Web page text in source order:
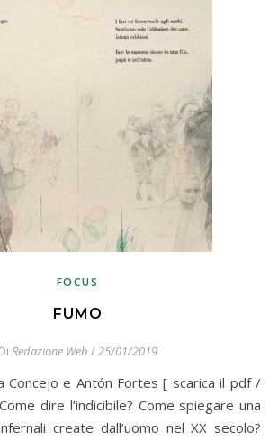
FOCUS
FUMO
Di Redazione Web /25/01/2019
dire l’indicibile? Come spiegare una
create dall’uomo nel XX secolo?